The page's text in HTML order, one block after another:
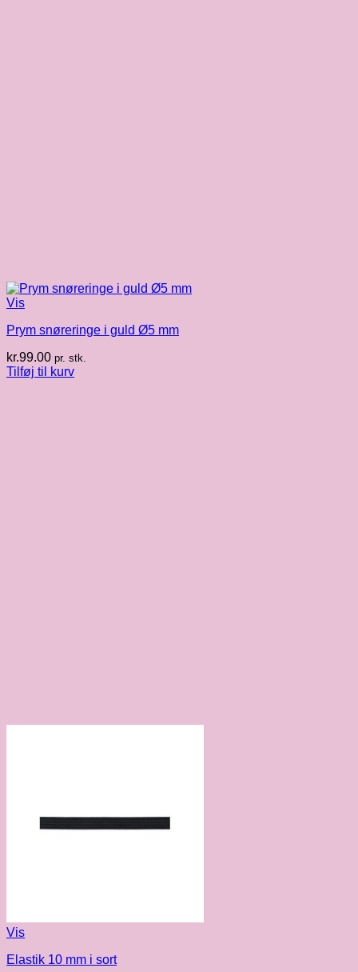
Vis
Prym snøreringe i guld Ø5 mm
kr.99.00 pr. stk.
Tilføj til kurv
Vis
Elastik 10 mm i sort